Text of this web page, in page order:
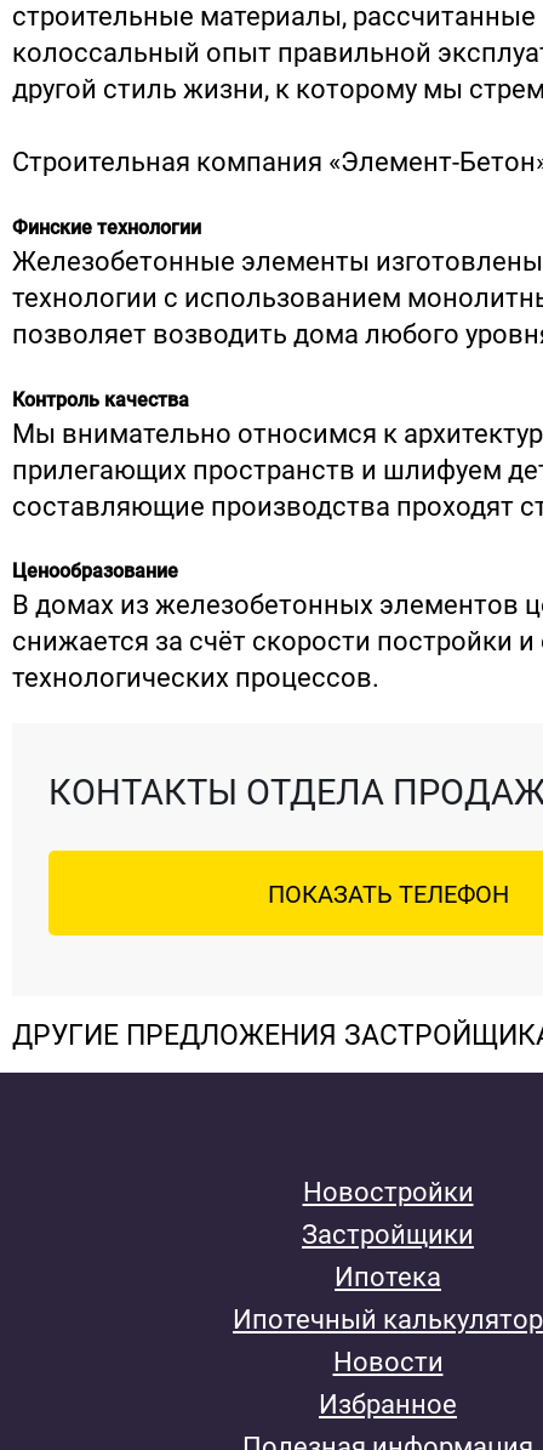
строительные материалы,
колоссальный опыт правильной
другой стиль жизни, к которому мы
Строительная компания «Элемент-
Финские технологии
Железобетонные элементы
технологии с использованием
позволяет возводить дома любого
Контроль качества
Мы внимательно относимся к
прилегающих пространств и шлифуем
составляющие производства проходят
Ценообразование
В домах из железобетонных элементов
снижается за счёт скорости постройки
технологических процессов.
КОНТАКТЫ ОТДЕЛА
ПОКАЗАТЬ ТЕЛЕФОН
ДРУГИЕ ПРЕДЛОЖЕНИЯ
Новостройки
Застройщики
Ипотека
Ипотечный калькулятор
Новости
Избранное